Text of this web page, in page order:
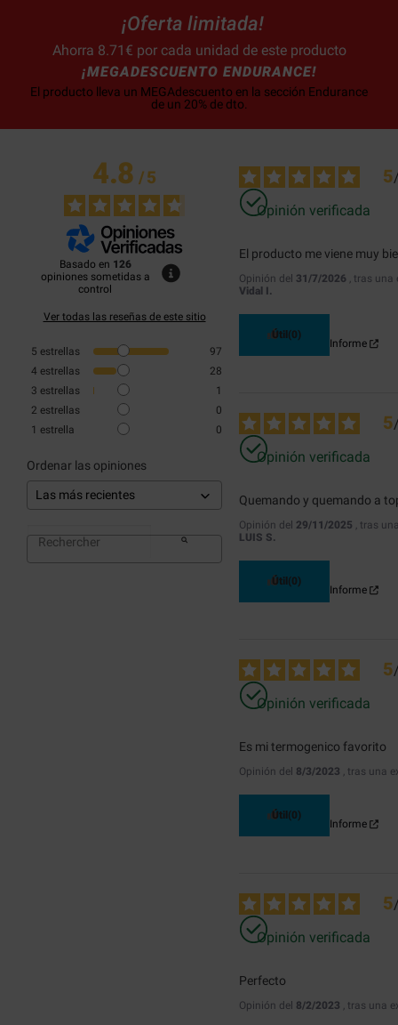
¡Oferta limitada!
Ahorra 8.71€ por cada unidad de este producto
¡MEGADESCUENTO ENDURANCE!
El producto lleva un MEGAdescuento en la sección Endurance
de un 20% de dto.
4.8/5
Basado en 126
opiniones sometidas a
control
Ver todas las reseñas de este sitio
5 estrellas
97
4 estrellas
28
3 estrellas
1
2 estrellas
0
1 estrella 0
Ordenar las opiniones
5
Opinión verificada
El producto me viene muy
Opinión del 31/7/2026 , tras una
Vidal I.
Útil(0)
Informe
5
Opinión verificada
Quemando y quemando a
Opinión del 29/11/2025 , tras
LUIS S.
Útil(0)
Informe
5
Opinión verificada
Es mi termogenico favorito
Opinión del 8/3/2023 , tras una
Útil(0)
Informe
5
Opinión verificada
Perfecto
Opinión del 8/2/2023 , tras una